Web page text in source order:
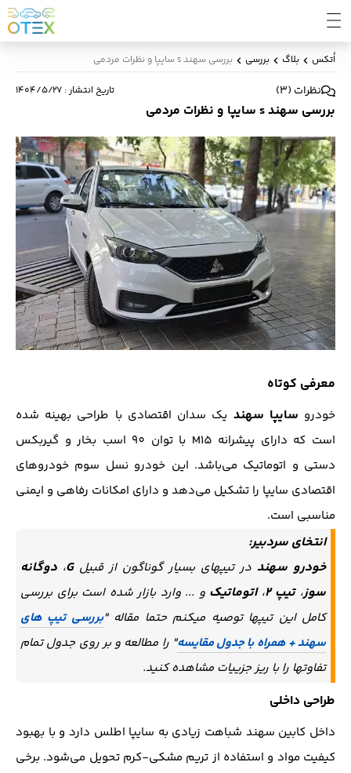
اُتکس بلاگ بررسی بررسی سهند s سایپا و نظرات مردمی
نظرات (
3
) تاریخ انتشار: ۱۴۰۴/۵/۲۷
بررسی سهند s سایپا و نظرات مردمی
معرفی کوتاه
خودرو سایپا سهند یک سدان اقتصادی با طراحی بهینه شده
است که دارای پیشرانه M15 با توان 90 اسب بخار و گیربکس
دستی و اتوماتیک می‌باشد. این خودرو نسل سوم خودروهای
اقتصادی سایپا را تشکیل می‌دهد و دارای امکانات رفاهی و ایمنی
مناسبی است.
انتخای سردبیر:
خودرو سهند در تیپهای بسیار گوناگون از قبیلG، دوگانه
سوز،تیپ 2 ،اتوماتیکو ... وارد بازار شده است برای بررسی
کامل این تیپها توصیه میکنم حتما مقاله "بررسی تیپ های
سهند + همراه با جدول مقایسه" را مطالعه و بر روی جدول تمام
تفاوتها را با ریز جزییات مشاهده کنید.
طراحی داخلی
داخل کابین سهند شباهت زیادی به سایپا اطلس دارد و با بهبود
کیفیت مواد و استفاده از تریم مشکی-کرم تحویل می‌شود. برخی